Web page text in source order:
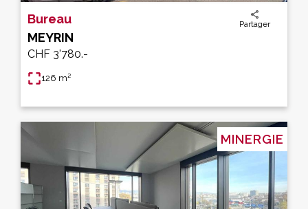
Partager
Bureau
MEYRIN
CHF 3'780.-
126 m²
MINERGIE